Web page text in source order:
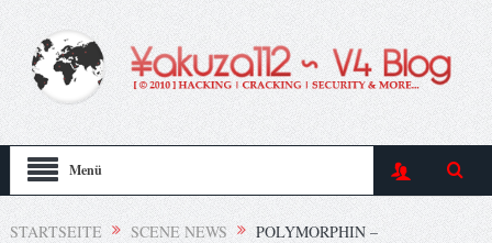
Menü
STARTSEITE SCENE NEWS
POLYMORPHIN –